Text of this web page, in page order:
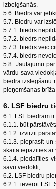
izbeigšanās.
5.6. Biedrs var
5.7. Biedru var
5.7.1. biedrs
5.7.2. biedrs
5.7.3. biedrs veic
5.7.4. biedrs
5.8. Jautājumu
vārdu sava
biedra izslēgšanu
pieņemšanas brīža.
6. LSF biedru
6.1. LSF biedram
6.1.1. būt
6.1.2. izvirzīt
6.1.3. pieprasīt un
skaitā iepazīties ar
6.1.4. piedalīties
savu viedokli;
6.2. LSF biedru
6.2.1. ievērot LSF